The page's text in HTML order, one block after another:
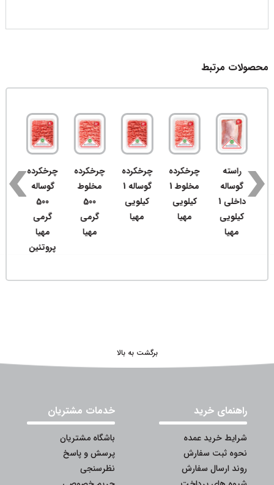
محصولات مرتبط
راسته
گوساله
داخلی 1
کیلویی
مهیا
چرخکرده
مخلوط 1
کیلویی
مهیا
چرخکرده
گوساله 1
کیلویی
مهیا
چرخکرده
مخلوط
500
گرمی
مهیا
چرخکرده
گوساله
500
گرمی
مهیا
پروتئین
برگشت به بالا
راهنمای خرید
شرایط خرید عمده
نحوه ثبت سفارش
روند ارسال سفارش
خدمات مشتریان
باشگاه مشتریان
پرسش و پاسخ
نظرسنجی